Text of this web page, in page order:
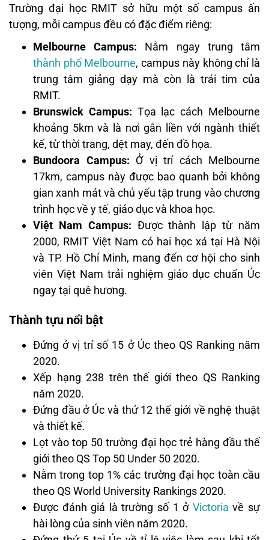
Trường đại học RMIT sở hữu một số campus ấn
tượng, mỗi campus đều có đặc điểm riêng:
Melbourne Campus: Nằm ngay trung tâm
thành phố Melbourne, campus này không chỉ là
trung tâm giảng dạy mà còn là trái tim của
RMIT.
Brunswick Campus: Tọa lạc cách Melbourne
khoảng 5km và là nơi gắn liền với ngành thiết
kế, từ thời trang, dệt may, đến đồ họa.
Bundoora Campus: Ở vị trí cách Melbourne
17km, campus này được bao quanh bởi không
gian xanh mát và chủ yếu tập trung vào chương
trình học về y tế, giáo dục và khoa học.
Việt Nam Campus: Được thành lập từ năm
2000, RMIT Việt Nam có hai học xá tại Hà Nội
và TP. Hồ Chí Minh, mang đến cơ hội cho sinh
viên Việt Nam trải nghiệm giáo dục chuẩn Úc
ngay tại quê hương.
Thành tựu nổi bật
Đứng ở vị trí số 15 ở Úc theo QS Ranking năm
2020.
Xếp hạng 238 trên thế giới theo QS Ranking
năm 2020.
Đứng đầu ở Úc và thứ 12 thế giới về nghệ thuật
và thiết kế.
Lọt vào top 50 trường đại học trẻ hàng đầu thế
giới theo QS Top 50 Under 50 2020.
Nằm trong top 1% các trường đại học toàn cầu
theo QS World University Rankings 2020.
Được đánh giá là trường số 1 ở Victoria về sự
hài lòng của sinh viên năm 2020.